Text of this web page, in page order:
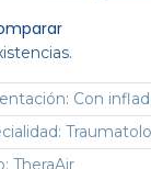
: Con
:
: TheraAir